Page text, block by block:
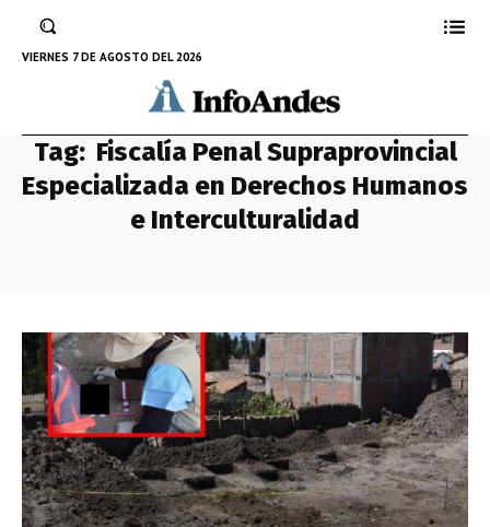
VIERNES 7 DE AGOSTO DEL 2026
Tag: Fiscalía Penal Supraprovincial
Especializada en Derechos Humanos
e Interculturalidad